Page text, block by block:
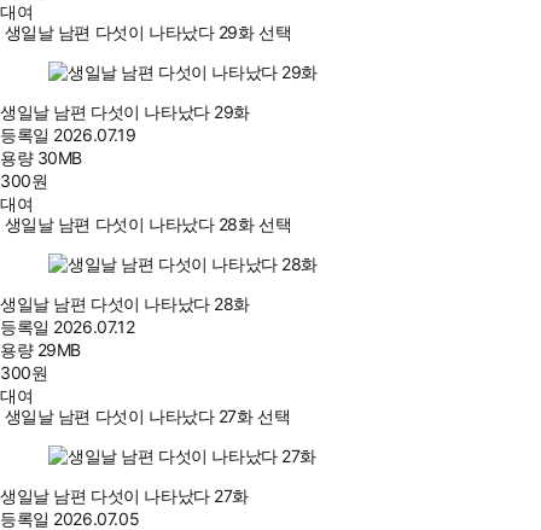
대여
생일날 남편 다섯이 나타났다 29화 선택
생일날 남편 다섯이 나타났다 29화
등록일 2026.07.19
용량 30MB
300원
대여
생일날 남편 다섯이 나타났다 28화 선택
생일날 남편 다섯이 나타났다 28화
등록일 2026.07.12
용량 29MB
300원
대여
생일날 남편 다섯이 나타났다 27화 선택
생일날 남편 다섯이 나타났다 27화
등록일 2026.07.05